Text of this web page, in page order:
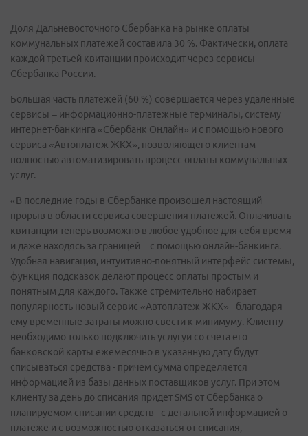
Доля Дальневосточного Сбербанка на рынке оплаты
коммунальных платежей составила 30 %. Фактически, оплата
каждой третьей квитанции происходит через сервисы
Сбербанка России.
Большая часть платежей (60 %) совершается через удаленные
сервисы – информационно-платежные терминалы, систему
интернет-банкинга «Сбербанк Онлайн» и с помощью нового
сервиса «Автоплатеж ЖКХ», позволяющего клиентам
полностью автоматизировать процесс оплаты коммунальных
услуг.
«В последние годы в Сбербанке произошел настоящий
прорыв в области сервиса совершения платежей. Оплачивать
квитанции теперь возможно в любое удобное для себя время
и даже находясь за границей – с помощью онлайн-банкинга.
Удобная навигация, интуитивно-понятный интерфейс системы,
функция подсказок делают процесс оплаты простым и
понятным для каждого. Также стремительно набирает
популярность новый сервис «Автоплатеж ЖКХ» - благодаря
ему временные затраты можно свести к минимуму. Клиенту
необходимо только подключить услугуи со счета его
банковской карты ежемесячно в указанную дату будут
списываться средства - причем сумма определяется
информацией из базы данных поставщиков услуг. При этом
клиенту за день до списания придет SMS от Сбербанка о
планируемом списании средств - с детальной информацией о
платеже и с возможностью отказаться от списания,-